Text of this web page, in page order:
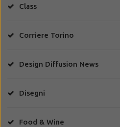
Class
Corriere Torino
Design Diffusion News
Disegni
Food & Wine